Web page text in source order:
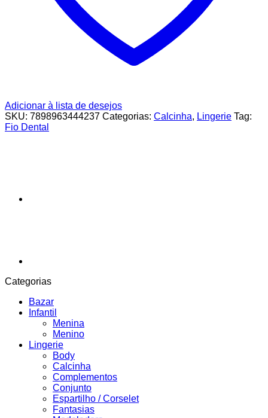
Adicionar à lista de desejos
SKU: 7898963444237 Categorias: Calcinha, Lingerie Tag:
Fio Dental
Categorias
Bazar
Infantil
Menina
Menino
Lingerie
Body
Calcinha
Complementos
Conjunto
Espartilho / Corselet
Fantasias